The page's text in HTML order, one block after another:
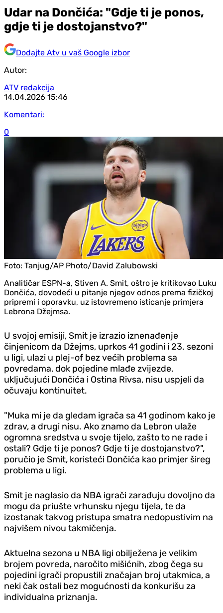
Udar na Dončića: "Gdje ti je ponos,
gdje ti je dostojanstvo?"
Dodajte Atv u vaš Google izbor
Autor:
ATV redakcija
14.04.2026 15:46
Komentari:
0
Foto: Tanjug/AP Photo/David Zalubowski
Analitičar ESPN-a, Stiven A. Smit, oštro je kritikovao Luku
Dončića, dovodeći u pitanje njegov odnos prema fizičkoj
pripremi i oporavku, uz istovremeno isticanje primjera
Lebrona Džejmsa.
U svojoj emisiji, Smit je izrazio iznenađenje
činjenicom da Džejms, uprkos 41 godini i 23. sezoni
u ligi, ulazi u plej-of bez većih problema sa
povredama, dok pojedine mlađe zvijezde,
uključujući Dončića i Ostina Rivsa, nisu uspjeli da
očuvaju kontinuitet.
"Muka mi je da gledam igrača sa 41 godinom kako je
zdrav, a drugi nisu. Ako znamo da Lebron ulaže
ogromna sredstva u svoje tijelo, zašto to ne rade i
ostali? Gdje ti je ponos? Gdje ti je dostojanstvo?",
poručio je Smit, koristeći Dončića kao primjer šireg
problema u ligi.
Smit je naglasio da NBA igrači zarađuju dovoljno da
mogu da priušte vrhunsku njegu tijela, te da
izostanak takvog pristupa smatra nedopustivim na
najvišem nivou takmičenja.
Aktuelna sezona u NBA ligi obilježena je velikim
brojem povreda, naročito mišićnih, zbog čega su
pojedini igrači propustili značajan broj utakmica, a
neki čak ostali bez mogućnosti da konkurišu za
individualna priznanja.